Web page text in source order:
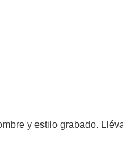
y estilo grabado.